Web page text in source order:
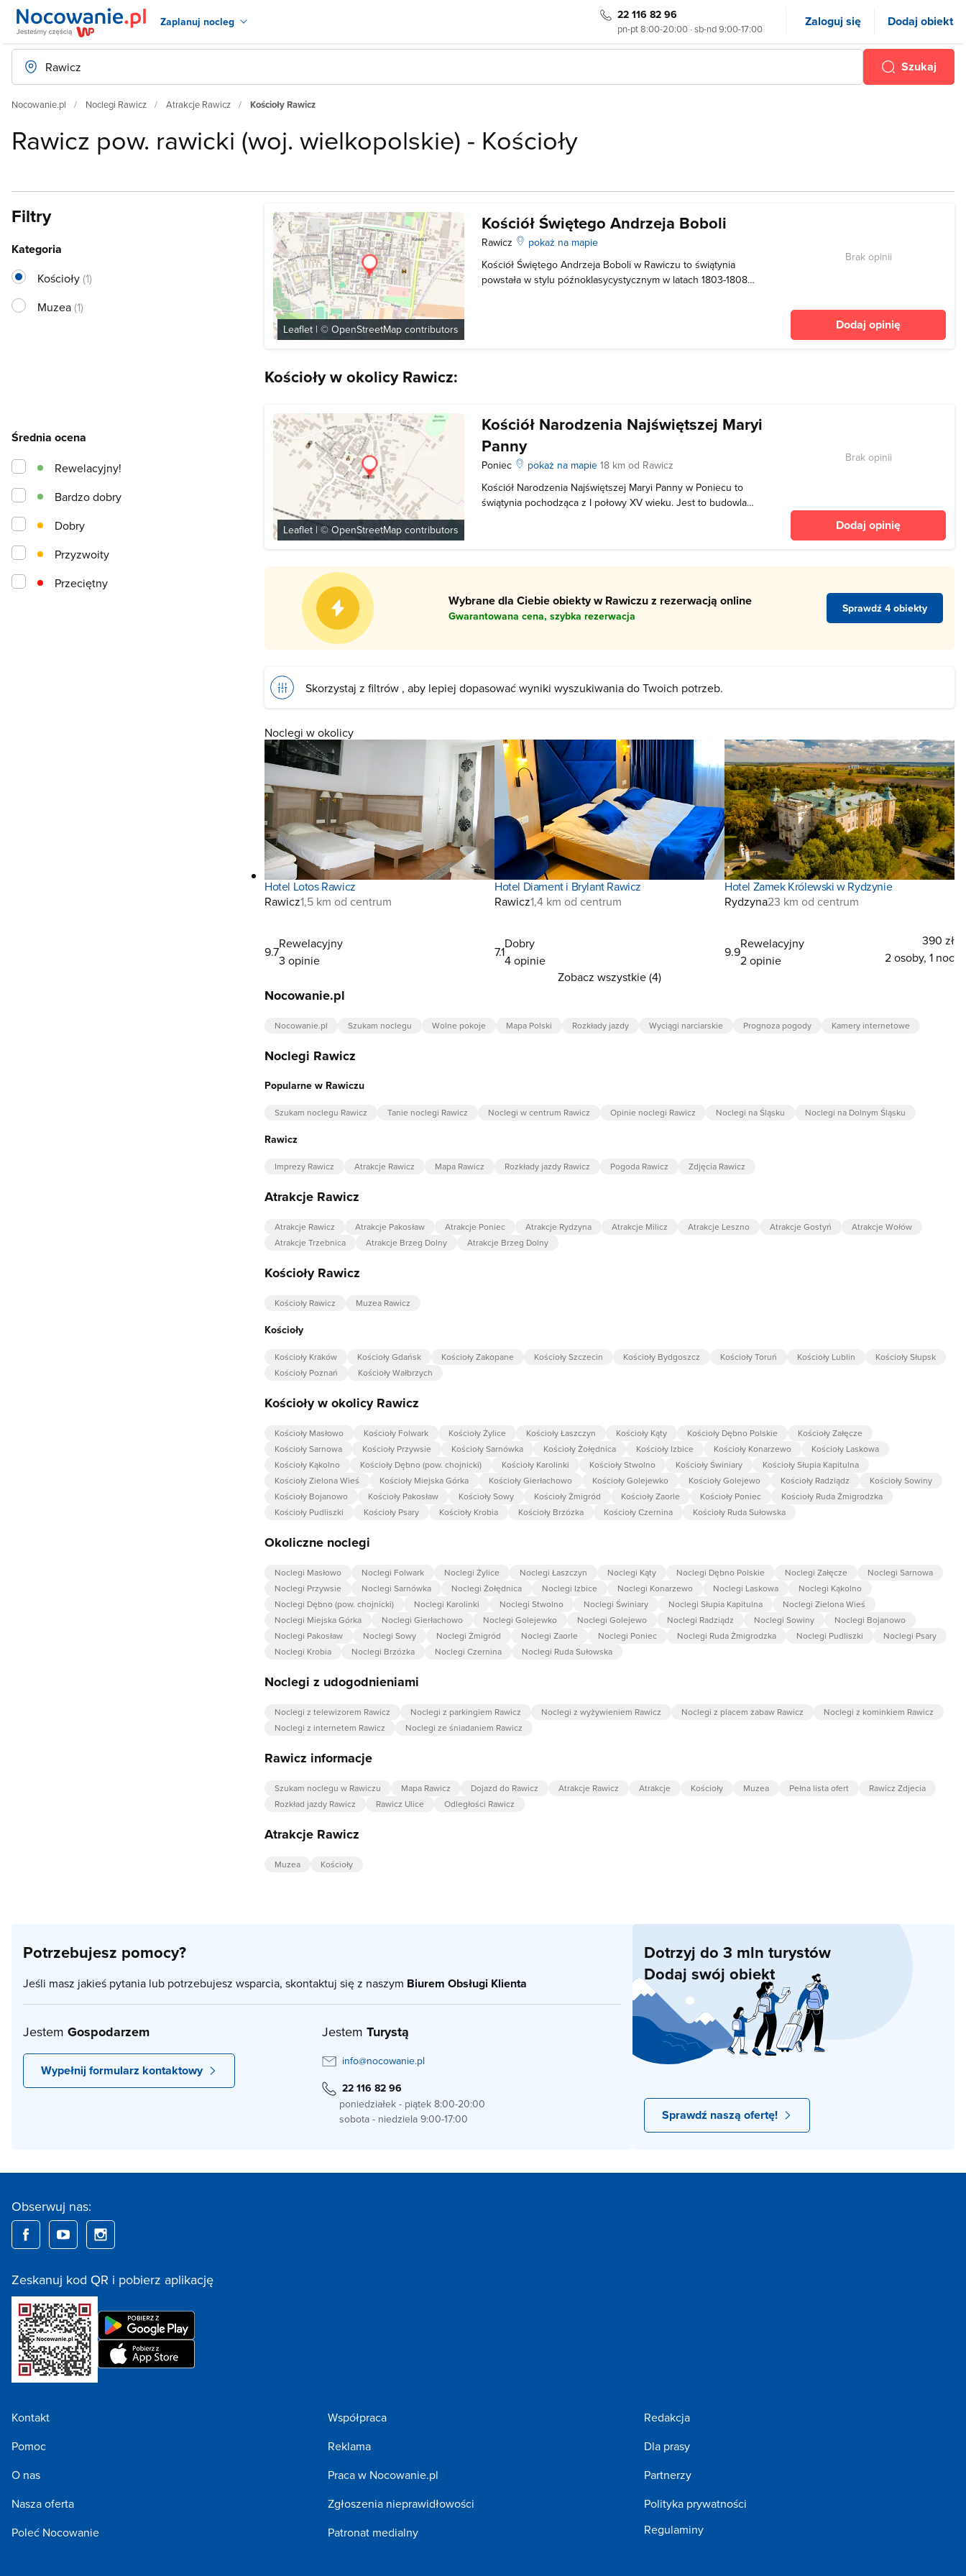
Zaplanuj nocleg 22 116 82 96
pn-pt 8:00-20:00 · sb-nd 9:00-17:00 Zaloguj się Dodaj obiekt
Szukaj
Nocowanie.pl Noclegi Rawicz Atrakcje Rawicz Kościoły Rawicz
Rawicz pow. rawicki (woj. wielkopolskie) - Kościoły
Leaflet | ©OpenStreetMap contributors
Kościół Świętego Andrzeja Boboli
Rawicz
pokaż na mapie
Kościół Świętego Andrzeja Boboli w Rawiczu to świątynia
powstała w stylu późnoklasycystycznym w latach 1803-1808
Brak opinii
Dodaj opinię
Kościoły w okolicy Rawicz:
Leaflet | ©OpenStreetMap contributors
Kościół Narodzenia Najświętszej Maryi
Panny
Poniec pokaż na mapie18 km od Rawicz
Kościół Narodzenia Najświętszej Maryi Panny w Poniecu to
świątynia pochodząca z I połowy XV wieku. Jest to budowla
Brak opinii
Dodaj opinię
Wybrane dla Ciebie obiekty w Rawiczu z rezerwacją online
Gwarantowana cena, szybka rezerwacja
Sprawdź 4 obiekty
Skorzystaj z filtrów , aby lepiej dopasować wyniki wyszukiwania do Twoich potrzeb.
Noclegi w okolicy
Hotel Lotos Rawicz
Rawicz1,5 km od centrum
9.7
Rewelacyjny
3 opinie
Hotel Diament i Brylant Rawicz
Rawicz1,4 km od centrum
7.1
Dobry
4 opinie
Hotel Zamek Królewski w Rydzynie
Rydzyna23 km od centrum
9.9
Rewelacyjny
2 opinie
390 zł
2 osoby, 1 noc
Zobacz wszystkie (4)
Nocowanie.pl
Nocowanie.pl Szukam noclegu Wolne pokoje Mapa Polski Rozkłady jazdy Wyciągi narciarskie Prognoza pogody Kamery internetowe
Noclegi Rawicz
Popularne w Rawiczu
Szukam noclegu Rawicz Tanie noclegi Rawicz Noclegi w centrum Rawicz Opinie noclegi Rawicz Noclegi na Śląsku Noclegi na Dolnym Śląsku
Rawicz
Imprezy Rawicz Atrakcje Rawicz Mapa Rawicz Rozkłady jazdy Rawicz Pogoda Rawicz Zdjęcia Rawicz
Atrakcje Rawicz
Atrakcje Rawicz Atrakcje Pakosław Atrakcje Poniec Atrakcje Rydzyna Atrakcje Milicz Atrakcje Leszno Atrakcje Gostyń
Atrakcje Wołów
Atrakcje Trzebnica
Atrakcje Brzeg Dolny Atrakcje Brzeg Dolny
Kościoły Rawicz
Kościoły Rawicz Muzea Rawicz
Kościoły
Kościoły Kraków Kościoły Gdańsk Kościoły Zakopane Kościoły Szczecin Kościoły Bydgoszcz Kościoły Toruń Kościoły Lublin
Kościoły Słupsk
Kościoły Poznań
Kościoły Wałbrzych
Kościoły w okolicy Rawicz
Kościoły Masłowo Kościoły Folwark Kościoły Żylice Kościoły Łaszczyn Kościoły Kąty Kościoły Dębno Polskie
Kościoły Załęcze
Kościoły Sarnowa
Kościoły Przywsie Kościoły Sarnówka Kościoły Żołędnica Kościoły Izbice Kościoły Konarzewo
Kościoły Laskowa
Kościoły Kąkolno
Kościoły Dębno (pow. chojnicki) Kościoły Karolinki Kościoły Stwolno Kościoły Świniary
Kościoły Słupia Kapitulna
Kościoły Zielona Wieś
Kościoły Miejska Górka Kościoły Gierłachowo Kościoły Golejewko Kościoły Golejewo Kościoły Radziądz
Kościoły Sowiny
Kościoły Bojanowo
Kościoły Pakosław Kościoły Sowy Kościoły Żmigród Kościoły Zaorle Kościoły Poniec
Kościoły Ruda Żmigrodzka
Kościoły Pudliszki
Kościoły Psary Kościoły Krobia Kościoły Brzózka Kościoły Czernina Kościoły Ruda Sułowska
Okoliczne noclegi
Noclegi Masłowo Noclegi Folwark Noclegi Żylice Noclegi Łaszczyn Noclegi Kąty Noclegi Dębno Polskie Noclegi Załęcze
Noclegi Sarnowa
Noclegi Przywsie
Noclegi Sarnówka Noclegi Żołędnica Noclegi Izbice Noclegi Konarzewo Noclegi Laskowa
Noclegi Kąkolno
Noclegi Dębno (pow. chojnicki)
Noclegi Karolinki Noclegi Stwolno Noclegi Świniary Noclegi Słupia Kapitulna
Noclegi Zielona Wieś
Noclegi Miejska Górka
Noclegi Gierłachowo Noclegi Golejewko Noclegi Golejewo Noclegi Radziądz Noclegi Sowiny
Noclegi Bojanowo
Noclegi Pakosław
Noclegi Sowy Noclegi Żmigród Noclegi Zaorle Noclegi Poniec Noclegi Ruda Żmigrodzka Noclegi Pudliszki
Noclegi Psary
Noclegi Krobia
Noclegi Brzózka Noclegi Czernina Noclegi Ruda Sułowska
Noclegi z udogodnieniami
Noclegi z telewizorem Rawicz Noclegi z parkingiem Rawicz Noclegi z wyżywieniem Rawicz Noclegi z placem zabaw Rawicz
Noclegi z kominkiem Rawicz
Noclegi z internetem Rawicz
Noclegi ze śniadaniem Rawicz
Rawicz informacje
Szukam noclegu w Rawiczu Mapa Rawicz Dojazd do Rawicz Atrakcje Rawicz Atrakcje Kościoły Muzea Pełna lista ofert
Rawicz Zdjecia
Rozkład jazdy Rawicz
Rawicz Ulice Odległości Rawicz
Atrakcje Rawicz
Muzea Kościoły
Filtry
Kategoria
Kościoły(1)
Muzea(1)
Średnia ocena
Przeciętny
Przyzwoity
Dobry
Bardzo dobry
Rewelacyjny!
Potrzebujesz pomocy?
Jeśli masz jakieś pytania lub potrzebujesz wsparcia, skontaktuj się z naszym Biurem Obsługi Klienta
Jestem Gospodarzem
Wypełnij formularz kontaktowy
Jestem Turystą
info@nocowanie.pl
22 116 82 96
poniedziałek - piątek 8:00-20:00
sobota - niedziela 9:00-17:00
Dotrzyj do 3 mln turystów
Dodaj swój obiekt
Sprawdź naszą ofertę!
Obserwuj nas:
Zeskanuj kod QR i pobierz aplikację
Kontakt
Pomoc
O nas
Nasza oferta
Poleć Nocowanie
Współpraca
Reklama
Praca w Nocowanie.pl
Zgłoszenia nieprawidłowości
Patronat medialny
Redakcja
Dla prasy
Partnerzy
Polityka prywatności
Regulaminy